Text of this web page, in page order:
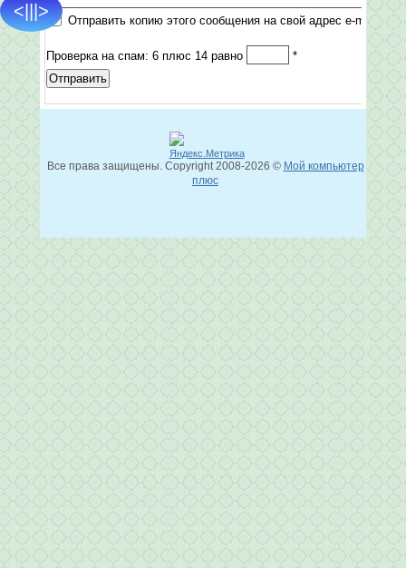
<|||> Отправить копию этого сообщения на свой адрес e-mail
Проверка на спам: 6 плюс 14 равно
*
Отправить
Все права защищены. Copyright2008-2026 © Мой компьютер
плюс